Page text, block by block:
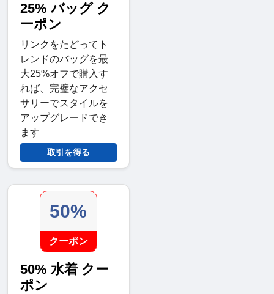
25% バッグ ク
ーポン
リンクをたどってト
レンドのバッグを最
大25%オフで購入す
れば、完璧なアクセ
サリーでスタイルを
アップグレードでき
ます
取引を得る
50%
クーポン
50% 水着 クー
ポン